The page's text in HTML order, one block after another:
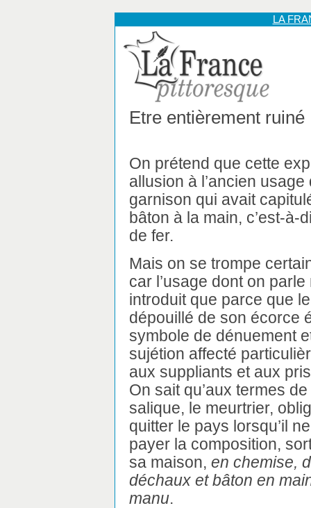
LA
Etre entièrement ruiné
On prétend que cette
allusion à l’ancien usage
garnison qui avait
bâton à la main, c’est-
de fer.
Mais on se trompe
car l’usage dont on parle
introduit que parce que
dépouillé de son écorce
symbole de dénuement
sujétion affecté
aux suppliants et aux
On sait qu’aux termes
salique, le meurtrier,
quitter le pays lorsqu’il
payer la composition,
sa maison, en chemise,
déchaux et bâton en
manu.